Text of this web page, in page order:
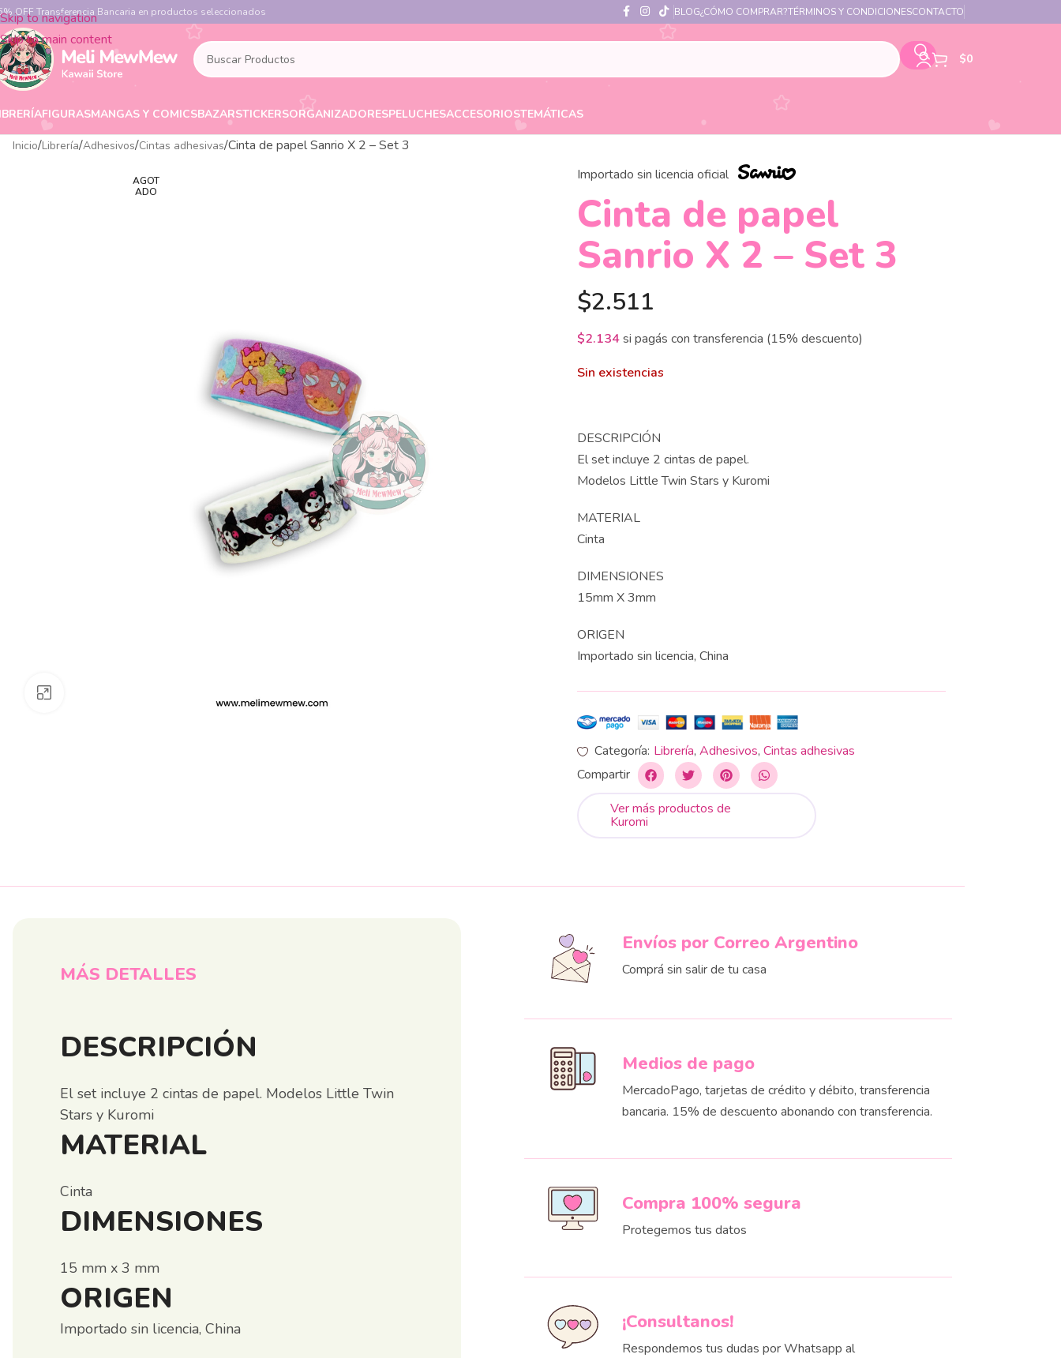
Skip to navigation
Skip to main content
OFF Transferencia Bancaria en productos seleccionados BLOG¿CÓMO COMPRAR?TÉRMINOS Y CONDICIONESCONTACTO
$0
FIGURASMANGAS Y COMICSBAZARSTICKERSORGANIZADORESPELUCHESACCESORIOSTEMÁTICAS
Inicio Librería Adhesivos Cintas adhesivas Cinta de papel Sanrio X 2 – Set 3
AGOT
ADO
Importado sin licencia oficial
Cinta de papel
Sanrio X 2 – Set 3
$2.511
$2.134si pagás con transferencia (15% descuento)
Sin existencias
DESCRIPCIÓN
El set incluye 2 cintas de papel.
Modelos Little Twin Stars y Kuromi
MATERIAL
Cinta
DIMENSIONES
15mm X 3mm
ORIGEN
Importado sin licencia, China
Categoría: Librería, Adhesivos, Cintas adhesivas
Compartir
Ver más productos de
Kuromi
MÁS DETALLES
DESCRIPCIÓN
El set incluye 2 cintas de papel. Modelos Little Twin
Stars y Kuromi
MATERIAL
Cinta
DIMENSIONES
15 mm x 3 mm
ORIGEN
Importado sin licencia, China
Envíos por Correo Argentino
Comprá sin salir de tu casa
Medios de pago
MercadoPago, tarjetas de crédito y débito, transferencia
bancaria. 15% de descuento abonando con transferencia.
Compra 100% segura
Protegemos tus datos
¡Consultanos!
Respondemos tus dudas por Whatsapp al